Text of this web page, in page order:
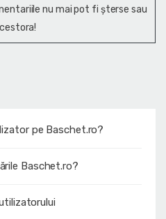
pe Baschet.ro?
Baschet.ro?
nu mai pot fi șterse sau